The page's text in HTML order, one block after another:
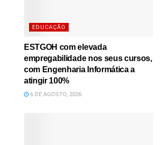
EDUCAÇÃO
ESTGOH com elevada
empregabilidade nos seus cursos,
com Engenharia Informática a
atingir 100%
6 DE AGOSTO, 2026